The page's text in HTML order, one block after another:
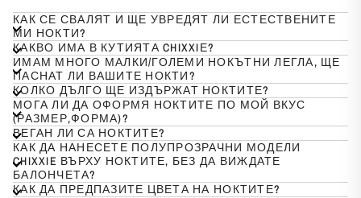
КАК СЕ СВАЛЯТ И ЩЕ УВРЕДЯТ ЛИ ЕСТЕСТВЕНИТЕ
МИ НОКТИ?
КАКВО ИМА В КУТИЯТА CHIXXIЕ?
ИМАМ МНОГО МАЛКИ/ГОЛЕМИ НОКЪТНИ ЛЕГЛА, ЩЕ
ПАСНАТ ЛИ ВАШИТЕ НОКТИ?
КОЛКО ДЪЛГО ЩЕ ИЗДЪРЖАТ НОКТИТЕ?
МОГА ЛИ ДА ОФОРМЯ НОКТИТЕ ПО МОЙ ВКУС
(РАЗМЕР,ФОРМА)?
ВЕГАН ЛИ СА НОКТИТЕ?
КАК ДА НАНЕСЕТЕ ПОЛУПРОЗРАЧНИ МОДЕЛИ
CHIXXIE ВЪРХУ НОКТИТЕ, БЕЗ ДА ВИЖДАТЕ
БАЛОНЧЕТА?
КАК ДА ПРЕДПАЗИТЕ ЦВЕТА НА НОКТИТЕ?